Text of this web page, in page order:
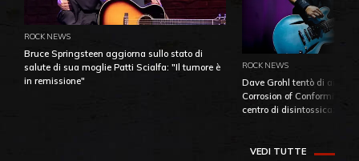
ROCK NEWS
Bruce Springsteen aggiorna sullo stato di
salute di sua moglie Patti Scialfa: "Il tumore è
in remissione"
ROCK NEWS
Dave Grohl tentò di
Corrosion of Conformity
centro di
VEDI TUTTE